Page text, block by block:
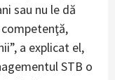
sau nu le dă
a explicat el,
STB o